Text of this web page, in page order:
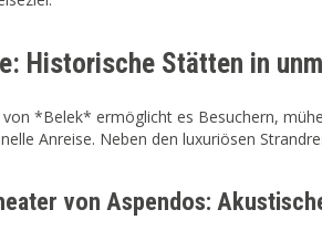
Historische Stätten in
*Belek* ermöglicht es Besuchern,
Anreise. Neben den luxuriösen
von Aspendos: